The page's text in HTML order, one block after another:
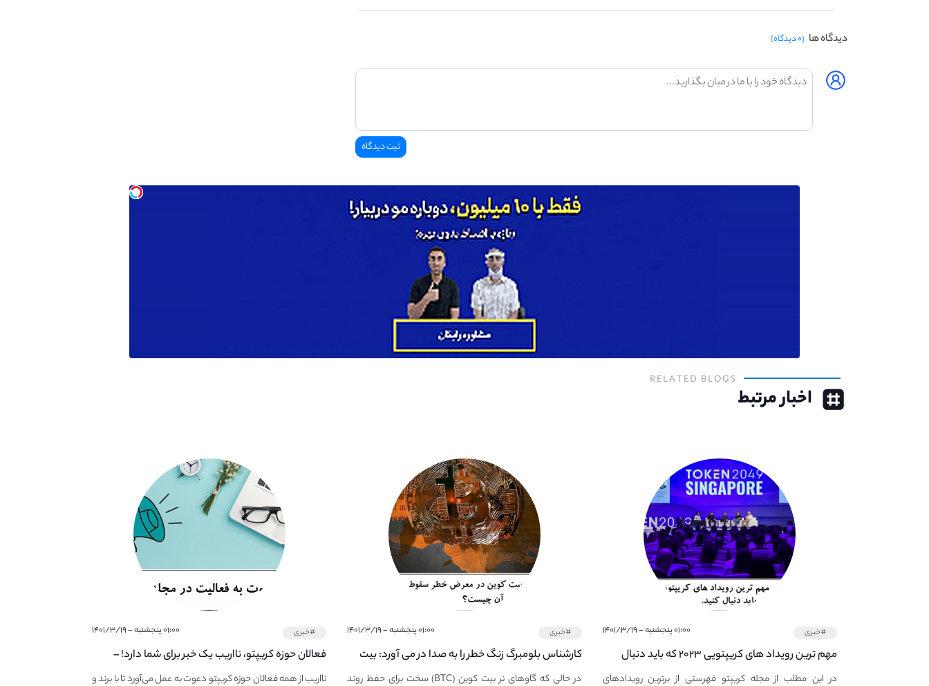
دیدگاه ها (۰ دیدگاه)
RELATED BLOGS
اخبار مرتبط
#خبری ۰۱:۰۰ پنجشنبه - ۱۴۰۱/۳/۱۹
مهم ترین رویداد های کریپتویی ۲۰۲۳ که باید دنبال
کنید – معرفی بهترین رویداد های جهانی
در این مطلب از مجله کریپتو فهرستی از برترین رویدادهای
#خبری ۰۱:۰۰ پنجشنبه - ۱۴۰۱/۳/۱۹
کارشناس بلومبرگ زنگ خطر را به صدا در می آورد: بیت
کوین در معرض خطر سقوط بزرگ است - دلیل آن
در حالی که گاوهای نر بیت کوین (BTC) سخت برای حفظ روند
#خبری ۰۱:۰۰ پنجشنبه - ۱۴۰۱/۳/۱۹
فعالان حوزه کریپتو، نااریب یک خبر برای شما دارد! –
دعوت به فعالیت در مجله کریپتو
نااریب از همه فعالان حوزه کریپتو دعوت به عمل می‌آورد تا با برند و